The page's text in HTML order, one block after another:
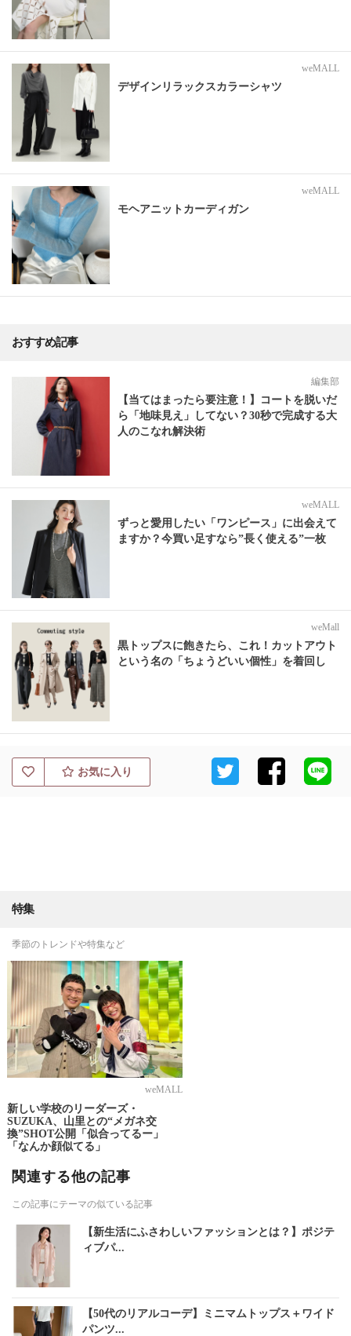
weMALL
デザインリラックスカラーシャツ
weMALL
モヘアニットカーディガン
おすすめ記事
編集部
【当てはまったら要注意！】コートを脱いだ
ら「地味見え」してない？30秒で完成する大
人のこなれ解決術
weMALL
ずっと愛用したい「ワンピース」に出会えて
ますか？今買い足すなら”長く使える”一枚
weMall
黒トップスに飽きたら、これ！カットアウト
という名の「ちょうどいい個性」を着回し
お気に入り
特集
季節のトレンドや特集など
weMALL
新しい学校のリーダーズ・
SUZUKA、山里との“メガネ交
換”SHOT公開「似合ってるー」
「なんか顔似てる」
関連する他の記事
この記事にテーマの似ている記事
【新生活にふさわしいファッションとは？】ポジテ
ィブパ...
【50代のリアルコーデ】ミニマムトップス＋ワイド
パンツ...